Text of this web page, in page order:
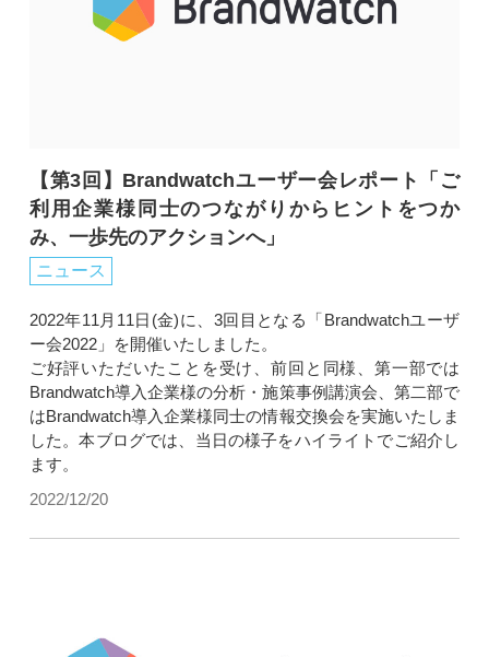
【第3回】Brandwatchユーザー会レポート「ご
利用企業様同士のつながりからヒントをつか
み、一歩先のアクションへ」
ニュース
2022年11月11日(金)に、3回目となる「Brandwatchユーザ
ー会2022」を開催いたしました。
ご好評いただいたことを受け、前回と同様、第一部では
Brandwatch導入企業様の分析・施策事例講演会、第二部で
はBrandwatch導入企業様同士の情報交換会を実施いたしま
した。本ブログでは、当日の様子をハイライトでご紹介し
ます。
2022/12/20